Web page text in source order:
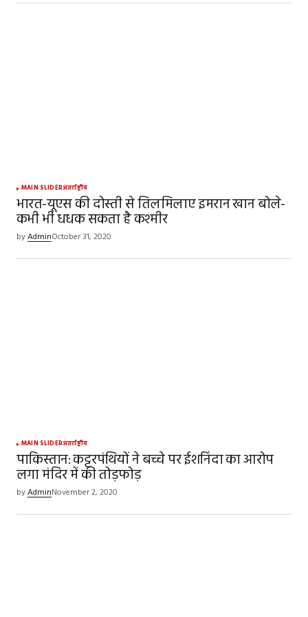
MAIN SLIDERअंतर्राष्ट्रीय
भारत-यूएस की दोस्ती से तिलमिलाए इमरान खान बोले-
कभी भी धधक सकता है कश्मीर
byAdminOctober 31, 2020
MAIN SLIDERअंतर्राष्ट्रीय
पाकिस्तान: कट्टरपंथियों ने बच्चे पर ईशनिंदा का आरोप
लगा मंदिर में की तोड़फोड़
byAdminNovember 2, 2020